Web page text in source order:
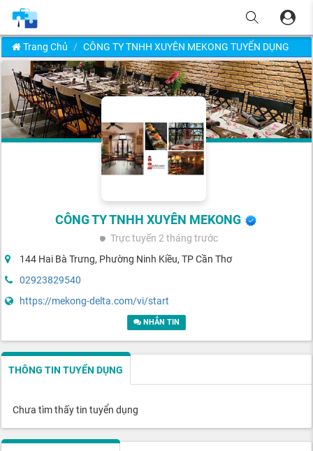
Trang Chủ CÔNG TY TNHH XUYÊN MEKONG TUYỂN DỤNG
CÔNG TY TNHH XUYÊN MEKONG
Trực tuyến 2 tháng trước
144 Hai Bà Trưng, Phường Ninh Kiều, TP Cần Thơ
02923829540
https://mekong-delta.com/vi/start
NHẮN TIN
THÔNG TIN TUYỂN DỤNG
Chưa tìm thấy tin tuyển dụng